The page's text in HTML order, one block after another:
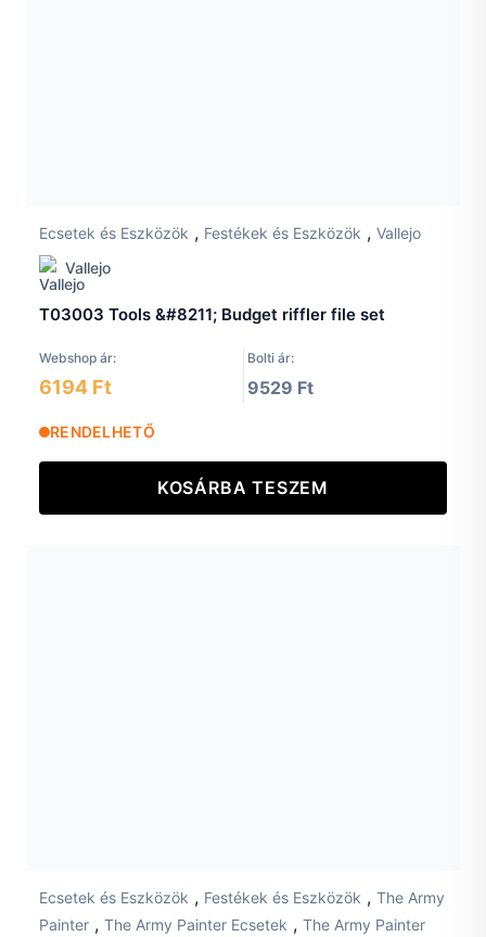
Ecsetek és Eszközök , Festékek és Eszközök , Vallejo
Vallejo
T03003 Tools &#8211; Budget riffler file set
Webshop ár: Bolti ár:
6194 Ft 9529 Ft
RENDELHETŐ
KOSÁRBA TESZEM
Ecsetek és Eszközök , Festékek és Eszközök , The Army
Painter , The Army Painter Ecsetek , The Army Painter